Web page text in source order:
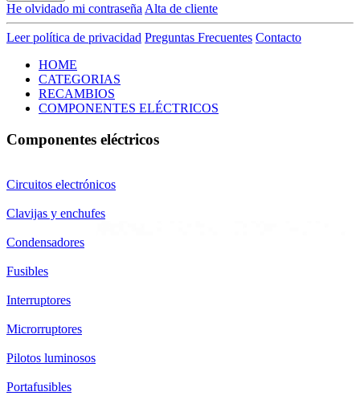
He olvidado mi contraseña Alta de cliente
Leer política de privacidad Preguntas Frecuentes Contacto
HOME
CATEGORIAS
RECAMBIOS
COMPONENTES ELÉCTRICOS
Componentes eléctricos
Circuitos electrónicos
Clavijas y enchufes
Condensadores
Fusibles
Interruptores
Microrruptores
Pilotos luminosos
Portafusibles